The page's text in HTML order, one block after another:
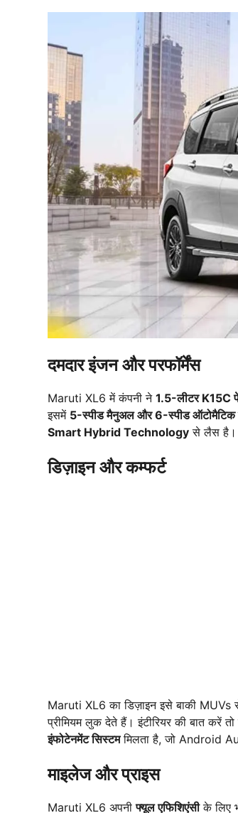
दमदार इंजन और परफॉर्मेंस
Maruti XL6 में कंपनी ने 1.5-लीटर K15C
इसमें 5-स्पीड मैनुअल और 6-स्पीड ऑटोमैटिक
Smart Hybrid Technology से लैस है।
डिज़ाइन और कम्फर्ट
Maruti XL6 का डिज़ाइन इसे बाकी
प्रीमियम लुक देते हैं। इंटीरियर की बात करें
इंफोटेनमेंट सिस्टममिलता है, जो Android
माइलेज और प्राइस
Maruti XL6 अपनीफ्यूल एफिशिएंसीके लिए